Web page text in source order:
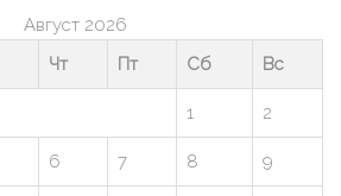
Август 2026
Чт Пт Сб Вс
1 2
6 7 8 9